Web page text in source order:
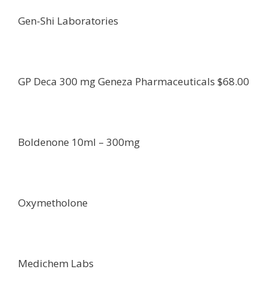
Gen-Shi Laboratories
GP Deca 300 mg Geneza Pharmaceuticals $68.00
Boldenone 10ml – 300mg
Oxymetholone
Medichem Labs